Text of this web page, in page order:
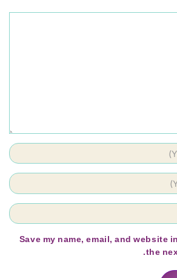
Save my name, email, and website
the